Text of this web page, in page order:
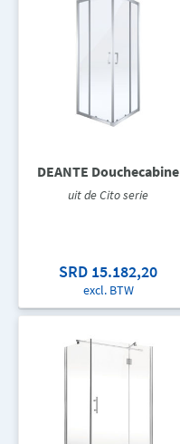
DEANTE Douchecabine
uit de Cito serie
SRD 15.182,20
excl. BTW